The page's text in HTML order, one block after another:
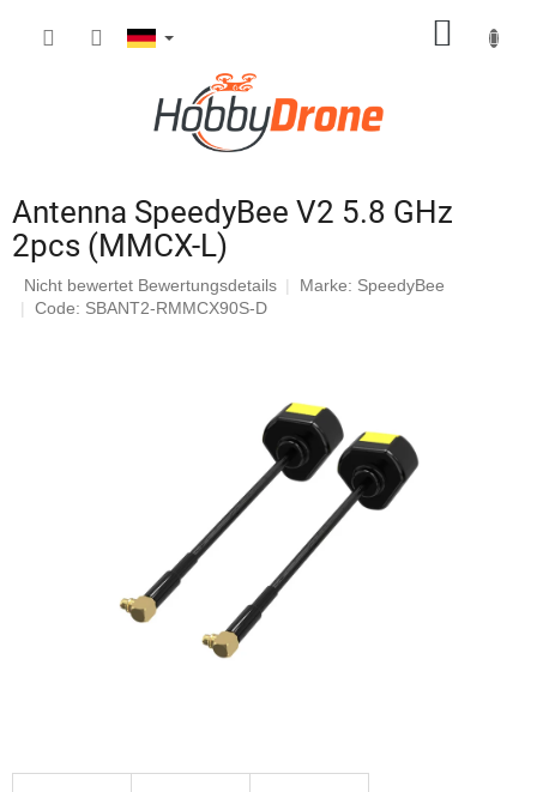
Antenna SpeedyBee V2 5.8 GHz
2pcs (MMCX-L)
Die
durchschnittliche
Nicht bewertet Bewertungsdetails Marke: SpeedyBee
Code: SBANT2-RMMCX90S-D